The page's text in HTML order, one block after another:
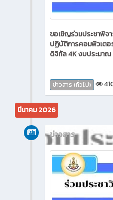
ขอเชิญร่วมประชาพิจ
ปฏิบัติการคอมพิวเต
ดิจิทัล 4K งบประมา
ข่าวสาร (ทั่วไป)
มีนาคม 2026
ข่าวสาร